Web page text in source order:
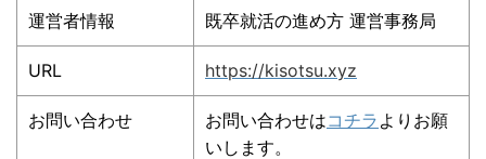
運営者情報 既卒就活の進め方 運営事務局
URL https://kisotsu.xyz
お問い合わせ お問い合わせはコチラ よりお願
いします。